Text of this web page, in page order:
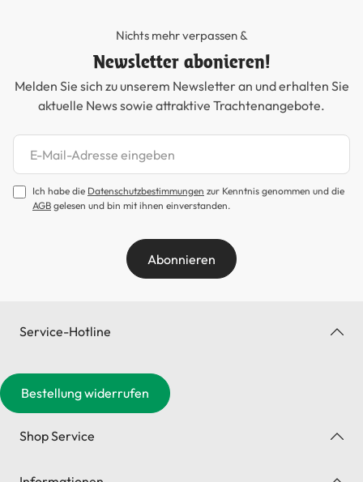
Nichts mehr verpassen &
Newsletter abonieren!
Melden Sie sich zu unserem Newsletter an und erhalten Sie
aktuelle News sowie attraktive Trachtenangebote.
Newsletter abonnieren
Ich habe die Datenschutzbestimmungen zur Kenntnis genommen und die
AGB gelesen und bin mit ihnen einverstanden.
Abonnieren
Service-Hotline
Bestellung widerrufen
Shop Service